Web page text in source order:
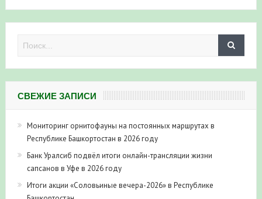
СВЕЖИЕ ЗАПИСИ
Мониторинг орнитофауны на постоянных маршрутах в
Республике Башкортостан в 2026 году
Банк Уралсиб подвёл итоги онлайн-трансляции жизни
сапсанов в Уфе в 2026 году
Итоги акции «Соловьиные вечера-2026» в Республике